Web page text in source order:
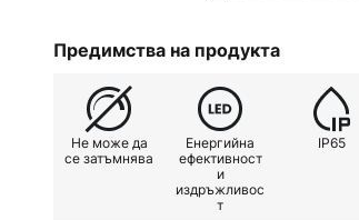
светлина,
оптимално от
симетрично
лъч през
- може да се
Предимства на продукта
Не може да
се затъмнява
Енергийна
ефективност
и
издръжливос
т
IP65